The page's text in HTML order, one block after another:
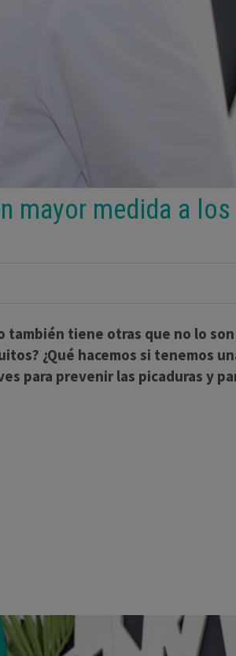
mayor medida a
también tiene otras que no lo
¿Qué hacemos si tenemos
para prevenir las picaduras y